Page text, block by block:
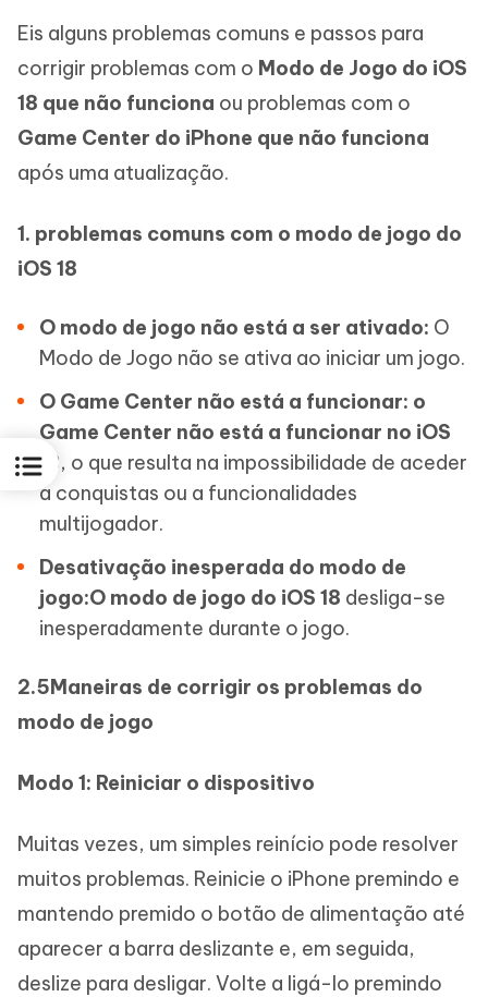
Eis alguns problemas comuns e passos para
corrigir problemas com o Modo de Jogo do iOS
18 que não funciona ou problemas com o
Game Center do iPhone que não funciona
após uma atualização.
1. problemas comuns com o modo de jogo do
iOS 18
O modo de jogo não está a ser ativado: O
Modo de Jogo não se ativa ao iniciar um jogo.
O Game Center não está a funcionar: o
Game Center não está a funcionar no iOS
18, o que resulta na impossibilidade de aceder
a conquistas ou a funcionalidades
multijogador.
Desativação inesperada do modo de
jogo:O modo de jogo do iOS 18 desliga-se
inesperadamente durante o jogo.
2.5Maneiras de corrigir os problemas do
modo de jogo
Modo 1: Reiniciar o dispositivo
Muitas vezes, um simples reinício pode resolver
muitos problemas. Reinicie o iPhone premindo e
mantendo premido o botão de alimentação até
aparecer a barra deslizante e, em seguida,
deslize para desligar. Volte a ligá-lo premindo